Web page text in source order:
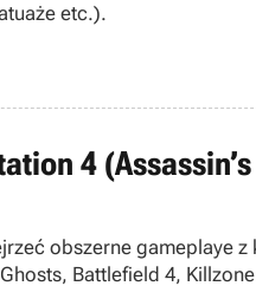
etc.).
4
obszerne gameplaye
Battlefield 4,